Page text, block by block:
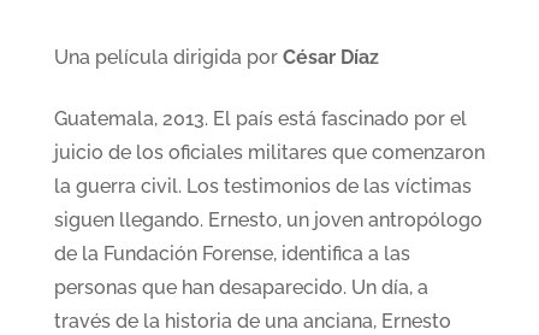
Una película dirigida por César Díaz
Guatemala, 2013. El país está fascinado por el
juicio de los oficiales militares que comenzaron
la guerra civil. Los testimonios de las víctimas
siguen llegando. Ernesto, un joven antropólogo
de la Fundación Forense, identifica a las
personas que han desaparecido. Un día, a
través de la historia de una anciana, Ernesto